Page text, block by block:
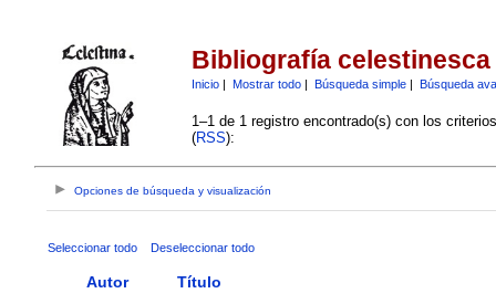
Bibliografía celestinesca
Inicio| Mostrar todo| Búsqueda simple| Búsqueda
1–1 de 1 registro encontrado(s) con los
(RSS):
Opciones de búsqueda y visualización
Seleccionar todo Deseleccionar todo
Autor Título